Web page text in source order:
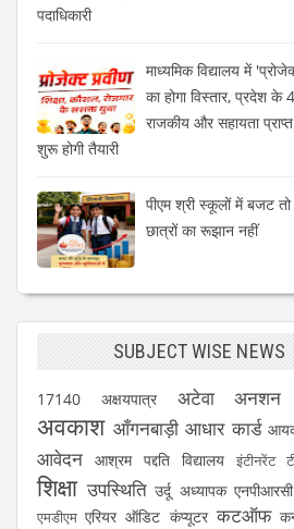
पदाधिकारी
माध्यमिक विद्यालय में
का होगा विस्तार, प्रदेश के
राजकीय और सहायता प्राप्त
शुरू होगी तैयारी
पीएम श्री स्कूलों में बजट
छात्रों का रूझान नहीं
SUBJECT WISE NEWS
17140 अक्षयपात्र अटेवा अनशन
अवकाश आँगनबाड़ी आधार कार्ड
आवेदन आश्रम पद्दति विद्यालय इंटीनरेंट
शिक्षा उपस्थिति उर्दू अध्यापक एनपीआरसी
एमडीएम एरियर ऑडिट कंप्यूटर कटऑफ